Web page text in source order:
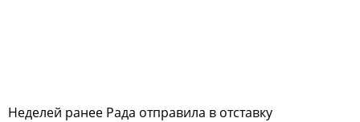
Неделей ранее Рада отправила в отставку